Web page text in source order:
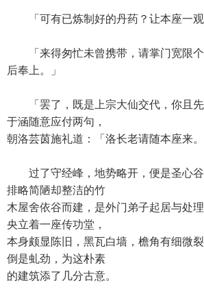
「可有已炼制好的丹药？让本座一观
「来得匆忙未曾携带，请掌门宽限个
后奉上。」
「罢了，既是上宗大仙交代，你且先
于涵随意应付两句，
朝洛芸茵施礼道：「洛长老请随本座来。
过了守经峰，地势略开，便是圣心谷
排略简陋却整洁的竹
木屋舍依谷而建，是外门弟子起居与处
央立着一座传功堂，
本身颇显陈旧，黑瓦白墙，檐角有细微
倒是虬劲，为这朴素
的建筑添了几分古意。